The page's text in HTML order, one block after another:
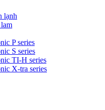
lạnh
P series
S series
TI-H series
X-tra series